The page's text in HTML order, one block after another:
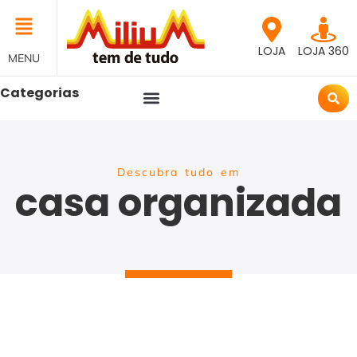
MENU LOJA LOJA 360
Categorias
Descubra tudo em
casa organizada